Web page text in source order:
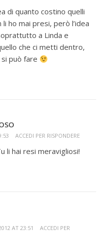
di quanto costino quelli
ho mai presi, però l’idea
a Linda e
che ci metti dentro,
può fare
ACCEDI PER RISPONDERE
li hai resi meravigliosi!
AT 23:51
ACCEDI PER